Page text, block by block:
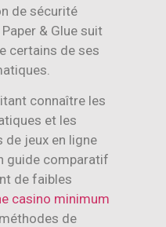
de sécurité
& Glue suit
certains de ses
connaître les
et les
de jeux en ligne
guide comparatif
de faibles
casino minimum
de